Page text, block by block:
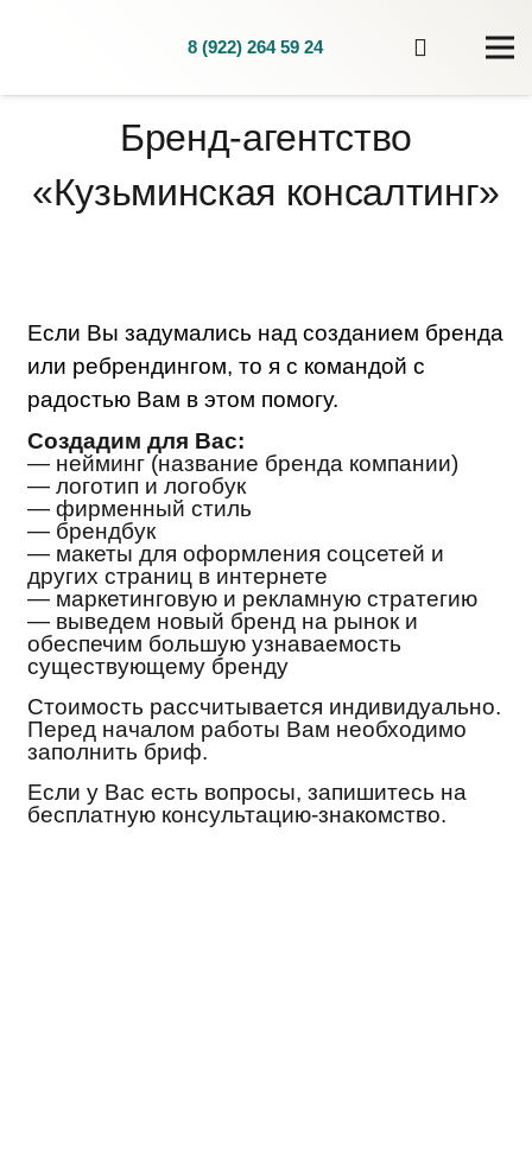
8 (922) 264 59 24
Бренд-агентство
«Кузьминская консалтинг»
Если Вы задумались над созданием бренда
или ребрендингом, то я с командой с
радостью Вам в этом помогу.
Создадим для Вас:
— нейминг (название бренда компании)
— логотип и логобук
— фирменный стиль
— брендбук
— макеты для оформления соцсетей и
других страниц в интернете
— маркетинговую и рекламную стратегию
— выведем новый бренд на рынок и
обеспечим большую узнаваемость
существующему бренду
Стоимость рассчитывается индивидуально.
Перед началом работы Вам необходимо
заполнить бриф.
Если у Вас есть вопросы, запишитесь на
бесплатную консультацию-знакомство.